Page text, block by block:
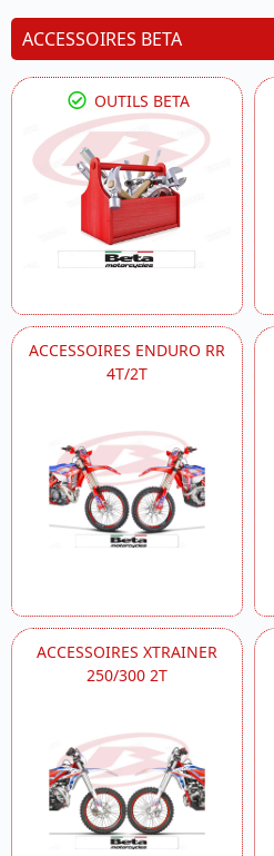
ACCESSOIRES BETA
OUTILS BETA
ACCESSOIRES ENDURO RR
4T/2T
ACCESSOIRES XTRAINER
250/300 2T